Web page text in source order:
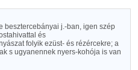
besztercebányai j.-ban, igen szép
és
folyik ezüst- és rézércekre; a
s ugyanennek nyers-kohója is van